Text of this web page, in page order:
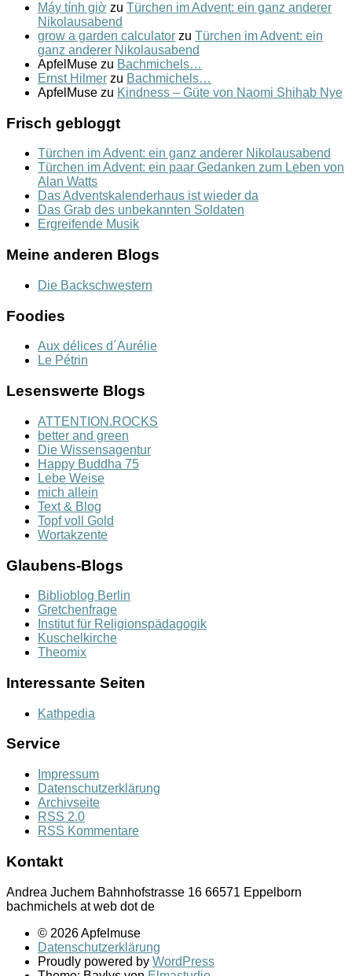
Máy tính giờ zu Türchen im Advent: ein ganz anderer
Nikolausabend
grow a garden calculator zu Türchen im Advent: ein
ganz anderer Nikolausabend
ApfelMuse zu Bachmichels…
Ernst Hilmer zu Bachmichels…
ApfelMuse zu Kindness – Güte von Naomi Shihab Nye
Frisch gebloggt
Türchen im Advent: ein ganz anderer Nikolausabend
Türchen im Advent: ein paar Gedanken zum Leben von
Alan Watts
Das Adventskalenderhaus ist wieder da
Das Grab des unbekannten Soldaten
Ergreifende Musik
Meine anderen Blogs
Die Backschwestern
Foodies
Aux délices d´Aurélie
Le Pétrin
Lesenswerte Blogs
ATTENTION.ROCKS
better and green
Die Wissensagentur
Happy Buddha 75
Lebe Weise
mich allein
Text & Blog
Topf voll Gold
Wortakzente
Glaubens-Blogs
Biblioblog Berlin
Gretchenfrage
Institut für Religionspädagogik
Kuschelkirche
Theomix
Interessante Seiten
Kathpedia
Service
Impressum
Datenschutzerklärung
Archivseite
RSS 2.0
RSS Kommentare
Kontakt
Andrea Juchem Bahnhofstrasse 16 66571 Eppelborn
bachmichels at web dot de
© 2026 Apfelmuse
Datenschutzerklärung
Proudly powered by WordPress